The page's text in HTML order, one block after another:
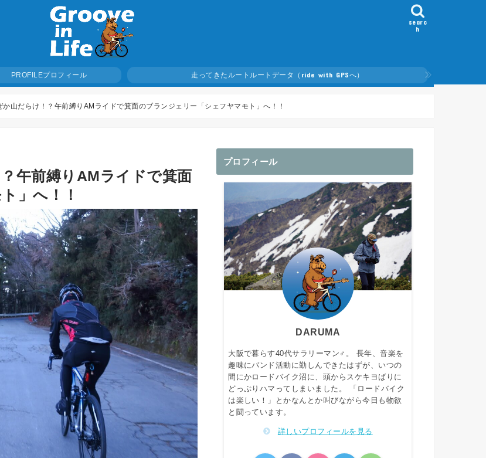
searc
h
PROFILEプロフィール 走ってきたルート ルートデータ（ride with GPSへ）
か山だらけ！？午前縛りAMライドで箕面のブランジェリー「シェフヤマモト」へ！！
午前縛りAMライドで箕面
」へ！！
プロフィール
DARUMA
大阪で暮らす40代サラリーマン♂。 長年、音楽を
趣味にバンド活動に勤しんできたはずが、いつの
間にかロードバイク沼に、頭からスケキヨばりに
どっぷりハマってしまいました。 「ロードバイク
は楽しい！」とかなんとか叫びながら今日も物欲
と闘っています。
詳しいプロフィールを見る